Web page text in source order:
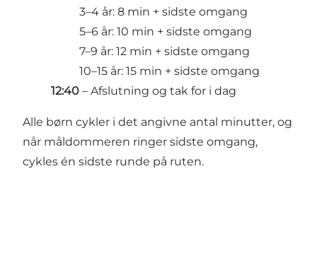
3–4 år: 8 min + sidste omgang
5–6 år: 10 min + sidste omgang
7–9 år: 12 min + sidste omgang
10–15 år: 15 min + sidste omgang
12:40 – Afslutning og tak for i dag
Alle børn cykler i det angivne antal minutter, og
når måldommeren ringer sidste omgang,
cykles én sidste runde på ruten.